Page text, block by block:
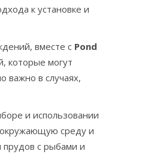
к установке и
вместе с Pond
которые могут
важно в случаях,
и использовании
окружающую среду и
с рыбами и